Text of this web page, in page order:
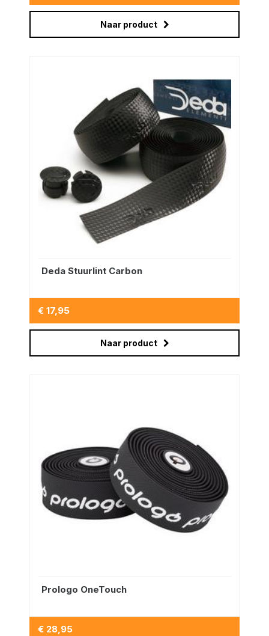
Naar product
Deda Stuurlint Carbon
€ 17,95
Naar product
Prologo OneTouch
€ 28,95